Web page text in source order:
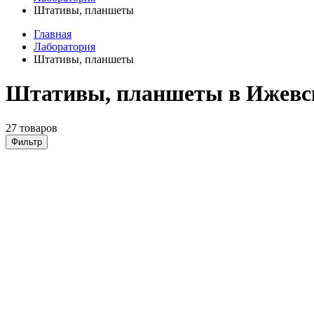
Штативы, планшеты
Главная
Лаборатория
Штативы, планшеты
Штативы, планшеты в
27 товаров
Фильтр